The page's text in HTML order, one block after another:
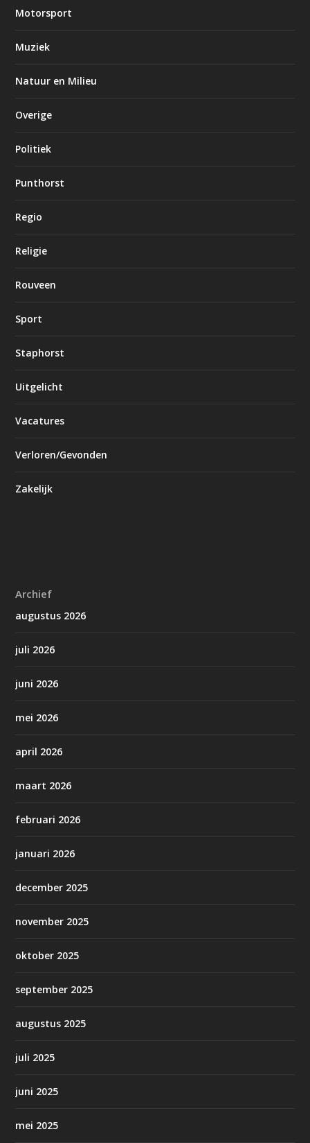
Motorsport
Muziek
Natuur en Milieu
Overige
Politiek
Punthorst
Regio
Religie
Rouveen
Sport
Staphorst
Uitgelicht
Vacatures
Verloren/Gevonden
Zakelijk
Archief
augustus 2026
juli 2026
juni 2026
mei 2026
april 2026
maart 2026
februari 2026
januari 2026
december 2025
november 2025
oktober 2025
september 2025
augustus 2025
juli 2025
juni 2025
mei 2025